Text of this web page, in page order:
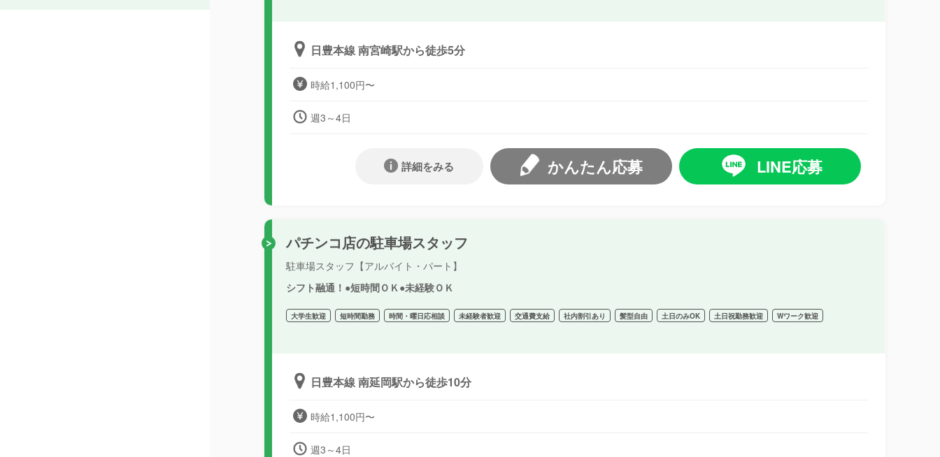
日豊本線 南宮崎駅から徒歩5分
時給1,100円〜
週3～4日
LINE応募
かんたん応募
詳細をみる
パチンコ店の駐車場スタッフ
駐車場スタッフ【アルバイト・パート】
シフト融通！●短時間ＯＫ●未経験ＯＫ
大学生歓迎 短時間勤務 時間・曜日応相談 未経験者歓迎 交通費支給 社内割引あり 髪型自由 土日のみOK 土日祝勤務歓迎 Wワーク歓迎
日豊本線 南延岡駅から徒歩10分
時給1,100円〜
週3～4日